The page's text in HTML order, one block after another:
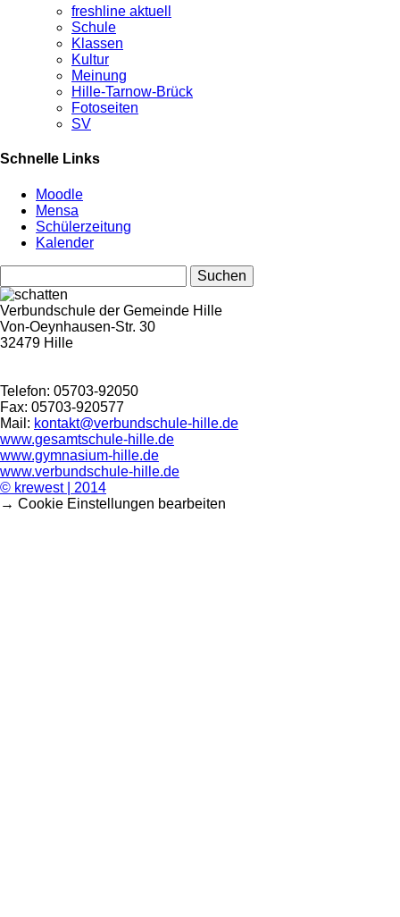
freshline aktuell
Schule
Klassen
Kultur
Meinung
Hille-Tarnow-Brück
Fotoseiten
SV
Schnelle Links
Moodle
Mensa
Schülerzeitung
Kalender
nach:
Verbundschule der Gemeinde Hille
Von-Oeynhausen-Str. 30
32479 Hille
Telefon: 05703-92050
Fax: 05703-920577
Mail: kontakt@verbundschule-hille.de
www.gesamtschule-hille.de
www.gymnasium-hille.de
www.verbundschule-hille.de
© krewest | 2014
→ Cookie Einstellungen bearbeiten